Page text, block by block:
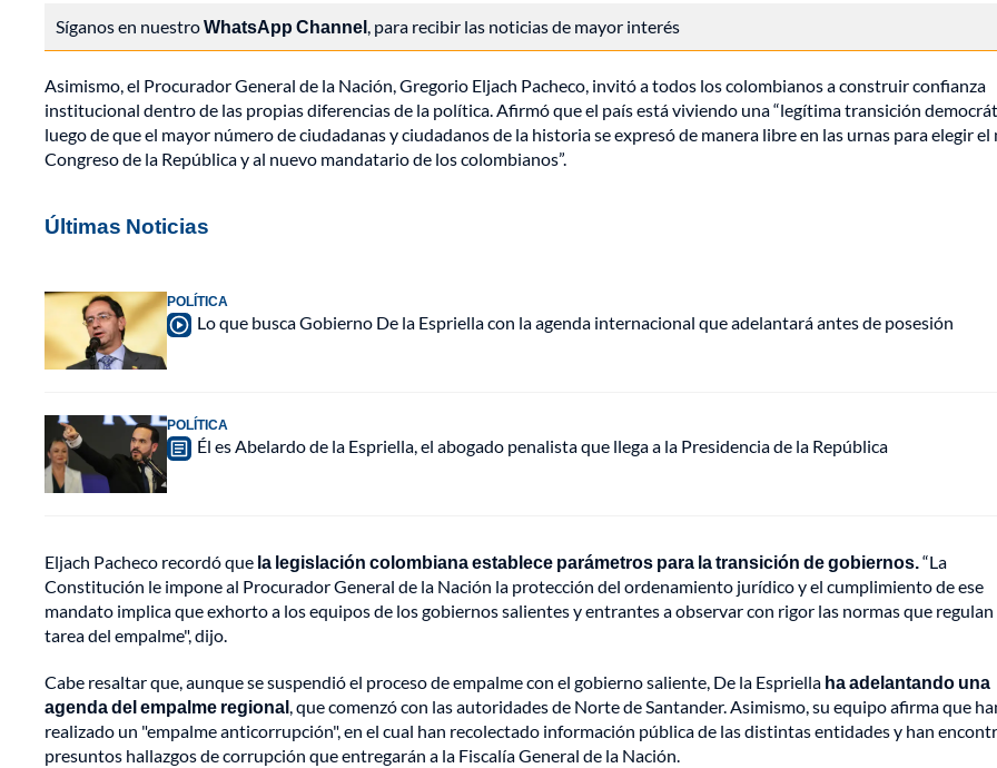
Síganos en nuestroWhatsApp Channel, para recibir las noticias de mayor interés
Asimismo, el Procurador General de la Nación, Gregorio Eljach Pacheco, invitó a todos los colombianos a construir confianza
institucional dentro de las propias diferencias de la política. Afirmó que el país está viviendo una “legítima transición
luego de que el mayor número de ciudadanas y ciudadanos de la historia se expresó de manera libre en las urnas para elegir el
Congreso de la República y al nuevo mandatario de los colombianos”.
Últimas Noticias
POLÍTICA
Lo que busca Gobierno De la Espriella con la agenda internacional que adelantará antes de posesión
POLÍTICA
Él es Abelardo de la Espriella, el abogado penalista que llega a la Presidencia de la República
Eljach Pacheco recordó que la legislación colombiana establece parámetros para la transición de gobiernos.“La
Constitución le impone al Procurador General de la Nación la protección del ordenamiento jurídico y el cumplimiento de ese
mandato implica que exhorto a los equipos de los gobiernos salientes y entrantes a observar con rigor las normas que regulan
tarea del empalme", dijo.
Cabe resaltar que, aunque se suspendió el proceso de empalme con el gobierno saliente, De la Espriella ha adelantando una
agenda del empalme regional, que comenzó con las autoridades de Norte de Santander. Asimismo, su equipo afirma que
realizado un "empalme anticorrupción", en el cual han recolectado información pública de las distintas entidades y han
presuntos hallazgos de corrupción que entregarán a la Fiscalía General de la Nación.